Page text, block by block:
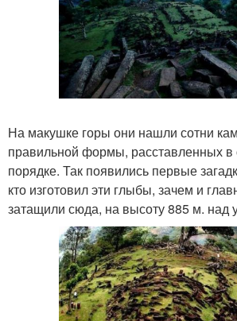
На макушке горы они нашли сотни
правильной формы, расставленных
порядке. Так появились первые
кто изготовил эти глыбы, зачем и
затащили сюда, на высоту 885 м. над